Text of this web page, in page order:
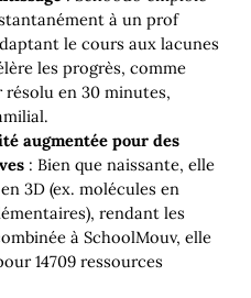
à un prof
le cours aux lacunes
les progrès, comme
en 30 minutes,
augmentée pour des
: Bien que naissante, elle
3D (ex. molécules en
rendant les
à SchoolMouv, elle
14709 ressources